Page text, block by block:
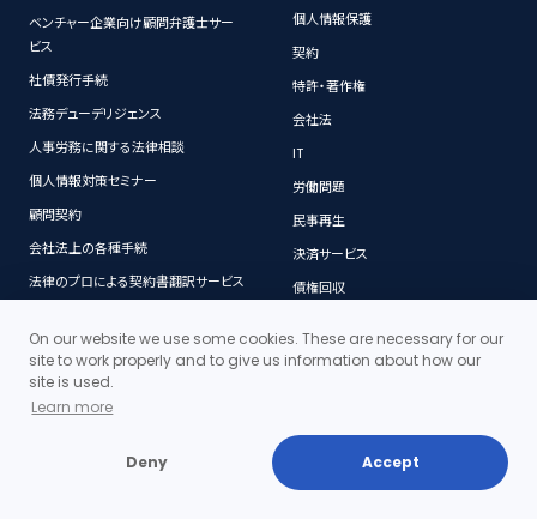
ベンチャー企業向け顧問弁護士サー
ビス
社債発行手続
法務デューデリジェンス
人事労務に関する法律相談
個人情報対策セミナー
顧問契約
会社法上の各種手続
法律のプロによる契約書翻訳サービス
個人情報保護
契約
特許・著作権
会社法
IT
労働問題
民事再生
決済サービス
債権回収
コンテンツ
成功する売掛金回収のポイント
契約書ダウンロード
契約書作成の基本的注意点
On our website we use some cookies. These are necessary for our
site to work properly and to give us information about how our
site is used.
Learn more
Deny Accept